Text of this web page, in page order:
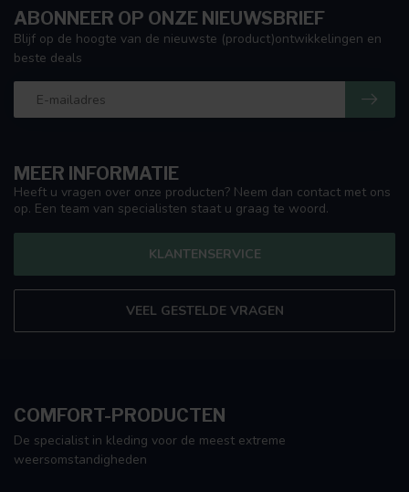
MEER INFORMATIE
Heeft u vragen over onze producten? Neem dan contact met ons
op. Een team van specialisten staat u graag te woord.
KLANTENSERVICE
VEEL GESTELDE VRAGEN
ABONNEER OP ONZE NIEUWSBRIEF
Blijf op de hoogte van de nieuwste (product)ontwikkelingen en
beste deals
COMFORT-PRODUCTEN
De specialist in kleding voor de meest extreme
weersomstandigheden